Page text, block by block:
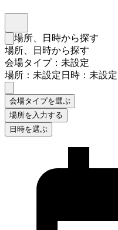
検索フォームを閉じる
場所、日時から探す
場所、日時から探す
会場タイプ：未設定
場所：未設定日時：未設定
会場タイプを選ぶ
場所を入力する
日時を選ぶ